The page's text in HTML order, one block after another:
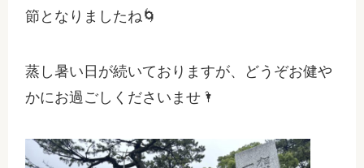
節となりましたね🌀
蒸し暑い日が続いておりますが、どうぞお健や
かにお過ごしくださいませ🌂